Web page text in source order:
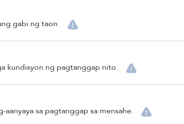
gabi ng taon.
kundisyon ng pagtanggap nito.
sa pagtanggap sa mensahe.